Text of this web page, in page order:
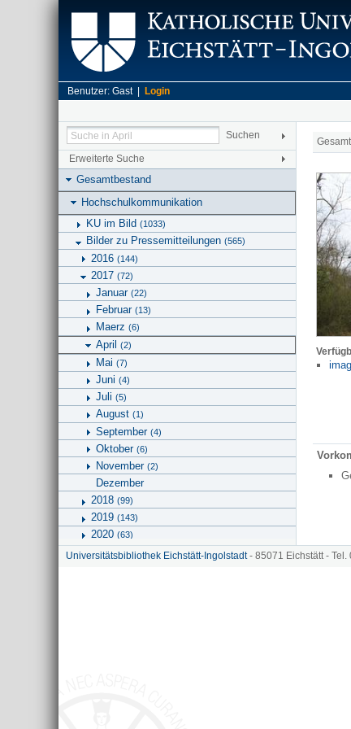
Benutzer: Gast | Login
Erweiterte Suche
Gesamtbestand
Hochschulkommunikation
KU im Bild (1033)
Bilder zu Pressemitteilungen (565)
2016 (144)
2017 (72)
Januar (22)
Februar (13)
Maerz (6)
April (2)
Mai (7)
Juni (4)
Juli (5)
August (1)
September (4)
Oktober (6)
November (2)
Dezember
2018 (99)
2019 (143)
2020 (63)
2021(15)
Universitätsbibliothek Eichstätt-Ingolstadt- 85071 Eichstätt -